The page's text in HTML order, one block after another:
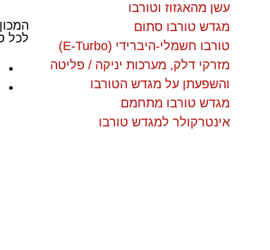
עשן מהאגזוז וטורבו
מגדש טורבו סתום
טורבו חשמלי-היברידי (E-Turbo)
מזרקי דלק, מערכות יניקה / פליטה
והשפעתן על מגדש הטורבו
מגדש טורבו מתחמם
אינטרקולר למגדש טורבו
לכל